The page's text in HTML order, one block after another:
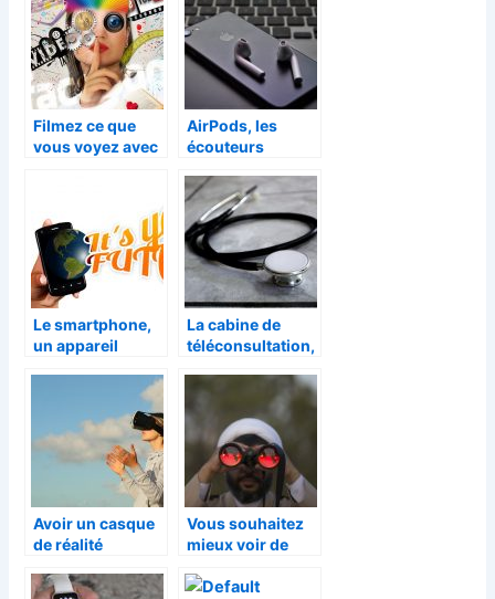
Filmez ce que
vous voyez avec
AirPods, les
écouteurs
vous suivent
partout
Le smartphone,
un appareil
dans la vie des
La cabine de
téléconsultation,
les patients
Avoir un casque
de réalité
Vous souhaitez
mieux voir de
vous comme il se